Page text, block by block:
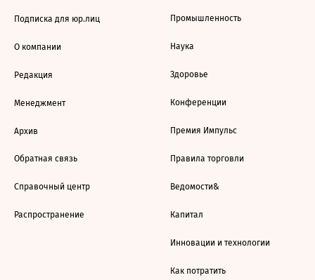
Подписка для юр.лиц
О компании
Редакция
Менеджмент
Архив
Обратная связь
Справочный центр
Распространение
Промышленность
Наука
Здоровье
Конференции
Премия Импульс
Правила торговли
Ведомости&
Капитал
Инновации и технологии
Как потратить